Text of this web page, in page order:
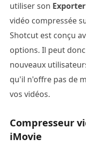
utiliser son Exporter
vidéo compressée
Shotcut est conçu
options. Il peut
nouveaux
qu'il n'offre pas de
vos vidéos.
Compresseur
iMovie